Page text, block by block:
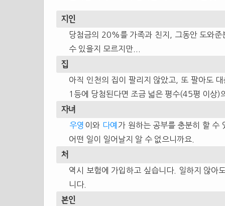
지인
당첨금의 20%를 가족과 친지, 그동안 도와
수 있을지 모르지만...
집
아직 인천의 집이 팔리지 않았고, 또 팔아도
1등에 당첨된다면 조금 넓은 평수(45평 이상)
자녀
우영 이와 다예 가 원하는 공부를 충분히 할 수
어떤 일이 일어날지 알 수 없으니까요.
처
역시 보험에 가입하고 싶습니다. 일하지 않아
니다.
본인